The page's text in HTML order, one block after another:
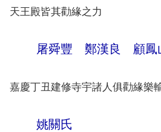
天王殿皆其勸緣之力
屠舜豐 鄭漢良 顧
嘉慶丁丑建修寺宇諸人俱勸緣樂
姚關氏